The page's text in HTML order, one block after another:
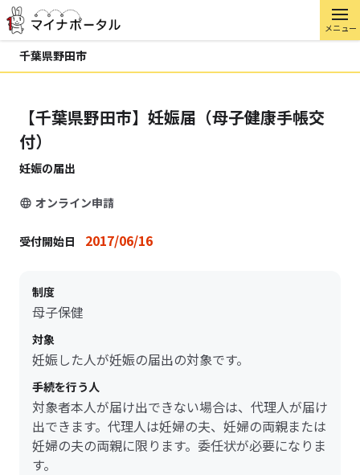
メニュー
千葉県野田市
【千葉県野田市】妊娠届（母子健康手帳交
付）
妊娠の届出
オンライン申請
受付開始日 2017/06/16
制度
母子保健
対象
妊娠した人が妊娠の届出の対象です。
手続を行う人
対象者本人が届け出できない場合は、代理人が届け
出できます。代理人は妊婦の夫、妊婦の両親または
妊婦の夫の両親に限ります。委任状が必要になりま
す。